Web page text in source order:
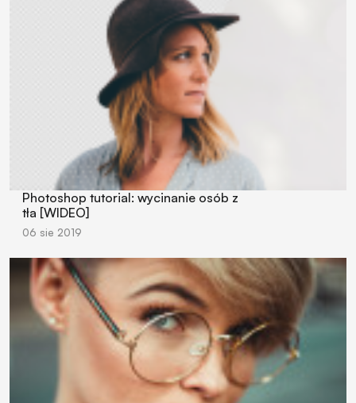
Photoshop tutorial: wycinanie osób z
tła [WIDEO]
06 sie 2019